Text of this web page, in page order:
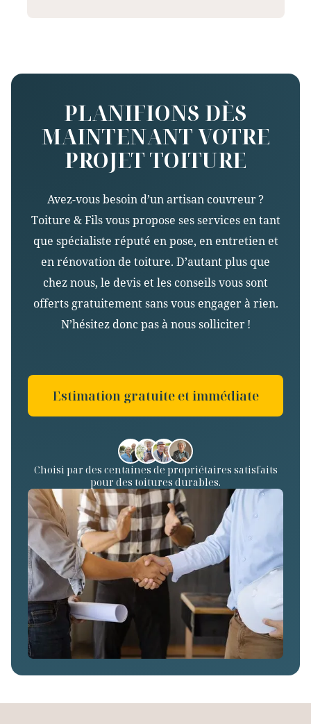
PLANIFIONS DÈS
MAINTENANT VOTRE
PROJET TOITURE
Avez-vous besoin d’un artisan couvreur ?
Toiture & Fils vous propose ses services en tant
que spécialiste réputé en pose, en entretien et
en rénovation de toiture. D’autant plus que
chez nous, le devis et les conseils vous sont
offerts gratuitement sans vous engager à rien.
N’hésitez donc pas à nous solliciter !
Estimation gratuite et immédiate
Choisi par des centaines de propriétaires satisfaits
pour des toitures durables.